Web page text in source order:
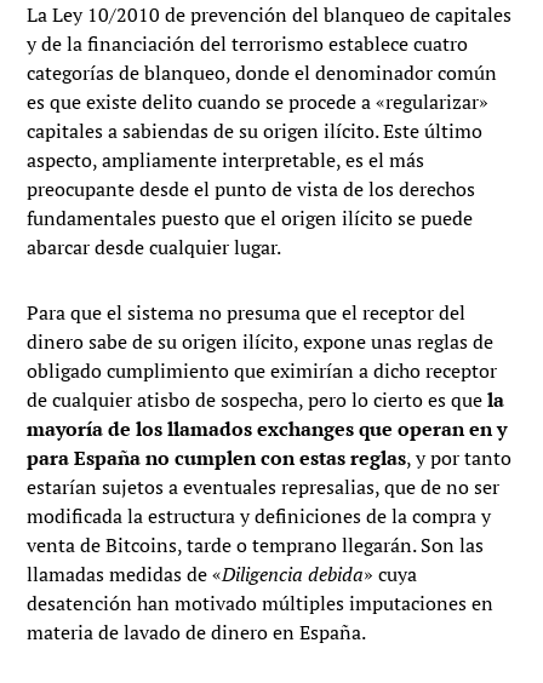
La Ley 10/2010 de prevención del blanqueo de capitales
y de la financiación del terrorismo establece cuatro
categorías de blanqueo, donde el denominador común
es que existe delito cuando se procede a «regularizar»
capitales a sabiendas de su origen ilícito. Este último
aspecto, ampliamente interpretable, es el más
preocupante desde el punto de vista de los derechos
fundamentales puesto que el origen ilícito se puede
abarcar desde cualquier lugar.
Para que el sistema no presuma que el receptor del
dinero sabe de su origen ilícito, expone unas reglas de
obligado cumplimiento que eximirían a dicho receptor
de cualquier atisbo de sospecha, pero lo cierto es quela
mayoría de los llamados exchanges que operan en y
para España no cumplen con estas reglas, y por tanto
estarían sujetos a eventuales represalias, que de no ser
modificada la estructura y definiciones de la compra y
venta de Bitcoins, tarde o temprano llegarán. Son las
llamadas medidas de «Diligencia debida» cuya
desatención han motivado múltiples imputaciones en
materia de lavado de dinero en España.